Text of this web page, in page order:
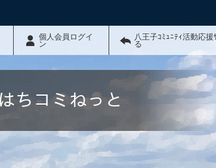
個人会員ログイ
ン
八王子ｺﾐｭﾆﾃｨ活動応
る
ちコミねっと